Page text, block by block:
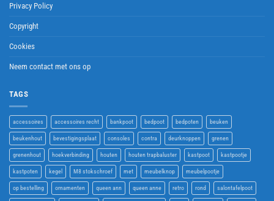
Privacy Policy
Copyright
Cookies
Neem contact met ons op
TAGS
accessoires accessoires recht bankpoot bedpoot bedpoten beuken
beukenhout bevestigingsplaat consoles contra deurknoppen grenen
grenenhout hoekverbinding houten houten trapbaluster kastpoot kastpootje
kastpoten kegel M8 stokschroef met meubelknop meubelpootje
op bestelling ornamenten queen ann queen anne retro rond salontafelpoot